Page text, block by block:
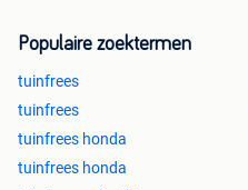
Populaire zoektermen
tuinfrees
tuinfrees
tuinfrees honda
tuinfrees honda